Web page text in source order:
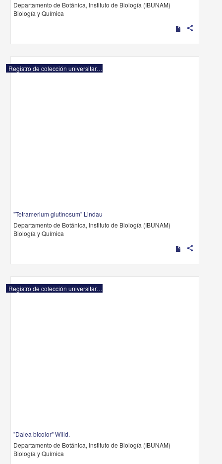
Departamento de Botánica, Instituto de Biología (IBUNAM)
Biología y Química
share
Registro de colección universitaria
"Tetramerium glutinosum" Lindau
Departamento de Botánica, Instituto de Biología (IBUNAM)
Biología y Química
share
Registro de colección universitaria
"Dalea bicolor" Willd.
Departamento de Botánica, Instituto de Biología (IBUNAM)
Biología y Química